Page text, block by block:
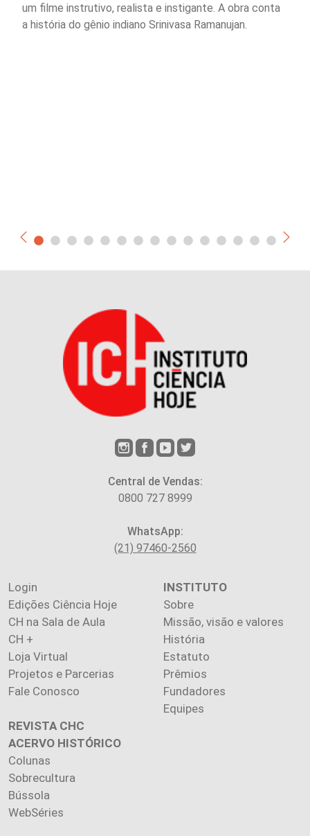
um filme instrutivo, realista e instigante. A obra conta
a história do gênio indiano Srinivasa Ramanujan.
Central de Vendas:
0800 727 8999
WhatsApp:
(21) 97460-2560
Login
Edições Ciência Hoje
CH na Sala de Aula
CH +
Loja Virtual
Projetos e Parcerias
Fale Conosco
INSTITUTO
Sobre
Missão, visão e valores
História
Estatuto
Prêmios
Fundadores
Equipes
REVISTA CHC
ACERVO HISTÓRICO
Colunas
Sobrecultura
Bússola
WebSéries